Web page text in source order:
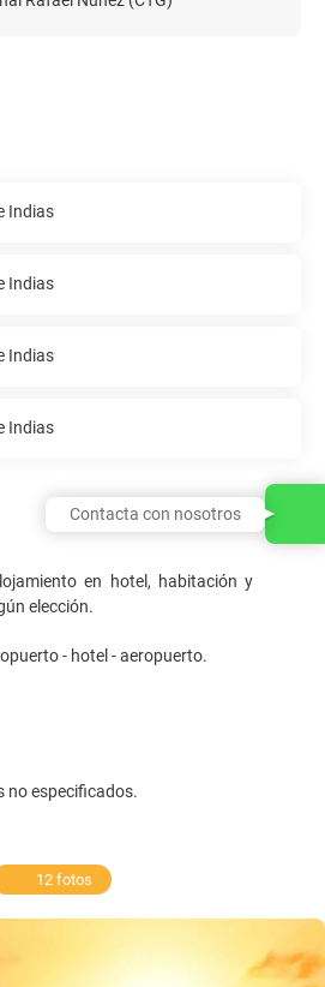
Indias
Indias
Indias
Indias
en hotel, habitación y
elección.
- hotel - aeropuerto.
no especificados.
12 fotos
Contacta con nosotros